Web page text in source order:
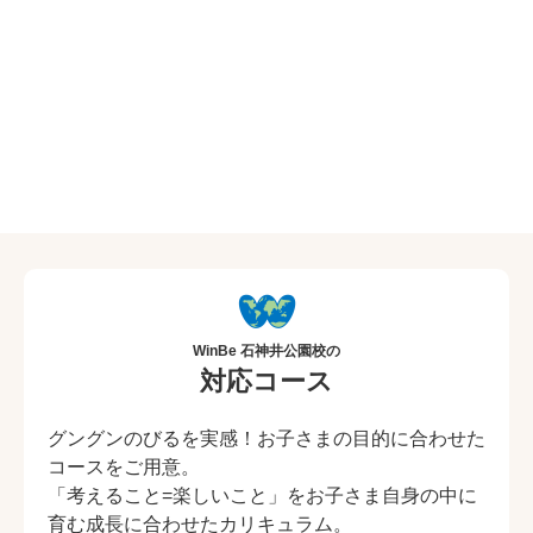
WinBe 石神井公園校の
対応コース
グングンのびるを実感！お子さまの目的に合わせた
コースをご用意。
「考えること=楽しいこと」をお子さま自身の中に
育む成長に合わせたカリキュラム。